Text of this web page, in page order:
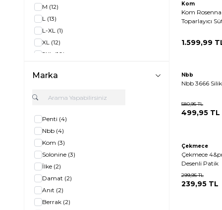
M (12)
L (13)
L-XL (1)
XL (12)
2XL
(10)
1(3)
(3)
Marka
Penti (4)
Nbb (4)
Kom (3)
Solonine (3)
İlke (2)
Damat (2)
Anıt (2)
Berrak (2)
Kom
Kom Rosenna
Toparlayıcı
1.599,99
Nbb
Nbb 3666
580,95TL
499,95 TL
Çekmece
Çekmece
Desenli Patik
299,95TL
239,95 TL